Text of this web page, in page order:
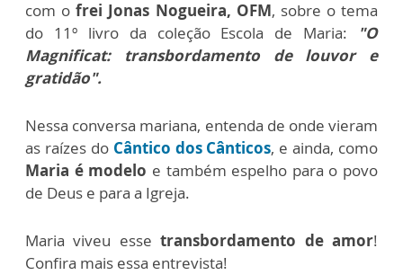
com ofrei Jonas Nogueira, OFM, sobre o tema
do 11º livro da coleção Escola de Maria:
"O
Magnificat: transbordamento de louvor e
gratidão".
Nessa conversa mariana, entenda de onde vieram
as raízes do Cântico dos Cânticos, e ainda, como
Maria é modelo e também espelho para o povo
de Deus e para a Igreja.
Maria viveu esse transbordamento de amor!
Confira mais essa entrevista!